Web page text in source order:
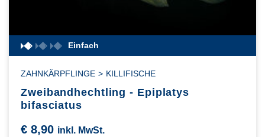
Einfach
ZAHNKÄRPFLINGE > KILLIFISCHE
Zweibandhechtling - Epiplatys
bifasciatus
€ 8,90 inkl. MwSt.